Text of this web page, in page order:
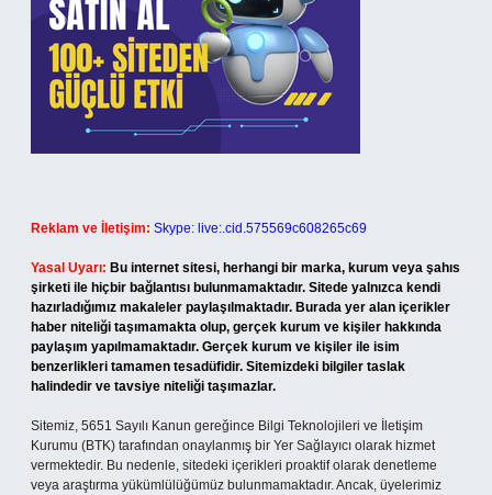
Reklam ve İletişim: Skype: live:.cid.575569c608265c69
Yasal Uyarı: Bu internet sitesi, herhangi bir marka, kurum veya şahıs
şirketi ile hiçbir bağlantısı bulunmamaktadır. Sitede yalnızca kendi
hazırladığımız makaleler paylaşılmaktadır. Burada yer alan içerikler
haber niteliği taşımamakta olup, gerçek kurum ve kişiler hakkında
paylaşım yapılmamaktadır. Gerçek kurum ve kişiler ile isim
benzerlikleri tamamen tesadüfidir. Sitemizdeki bilgiler taslak
halindedir ve tavsiye niteliği taşımazlar.
Sitemiz, 5651 Sayılı Kanun gereğince Bilgi Teknolojileri ve İletişim
Kurumu (BTK) tarafından onaylanmış bir Yer Sağlayıcı olarak hizmet
vermektedir. Bu nedenle, sitedeki içerikleri proaktif olarak denetleme
veya araştırma yükümlülüğümüz bulunmamaktadır. Ancak, üyelerimiz